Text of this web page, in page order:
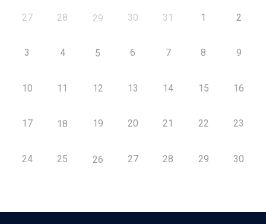
27 28 29 30 31 1 2
3 4 5 6 7 8 9
10 11 12 13 14 15 16
17 18 19 20 21 22 23
24 25 26 27 28 29 30